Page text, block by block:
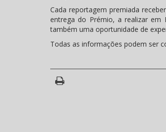
Cada reportagem premiada
entrega do Prémio, a realizar em
também uma oportunidade de
Todas as informações podem ser